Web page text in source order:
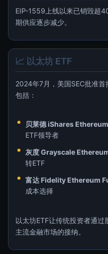
EIP-1559上线以来已销毁超
期供应逐步减少。
📈 以太坊 ETF
2024年7月，美国SEC批准首
包括：
贝莱德 iShares
ETF领导者
灰度 Grayscale
转ETF
富达 Fidelity Ethereum
成本选择
以太坊ETF让传统投资者通
主流金融市场的接纳。